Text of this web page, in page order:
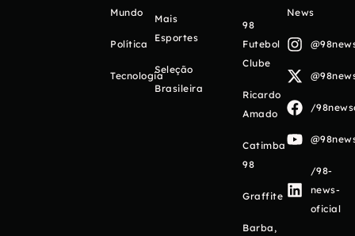
Mundo
Política
Tecnologia
Mais
Esportes
Seleção
Brasileira
98
Futebol
Clube
Ricardo
Amado
Catimba
98
Graffite
Barba,
News
/
/98-
news-
oficial